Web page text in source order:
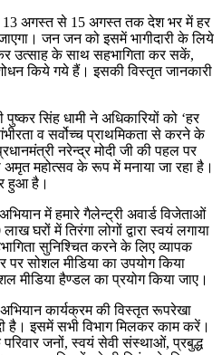
13 अगस्त से 15 अगस्त तक देश भर में हर
जन जन को इसमें भागीदारी के लिये
उत्साह के साथ सहभागिता कर सकें,
किये गये हैं। इसकी विस्तृत जानकारी
सिंह धामी ने अधिकारियों को ‘हर
व सर्वोच्च प्राथमिकता से करने के
नरेन्द्र मोदी जी की पहल पर
महोत्सव के रूप में मनाया जा रहा है।
हुआ है।
में हमारे गैलेन्ट्री अवार्ड विजेताओं
घरों में तिरंगा लोगों द्वारा स्वयं लगाया
सुनिश्चित करने के लिए व्यापक
पर सोशल मीडिया का उपयोग किया
मीडिया हैण्डल का प्रयोग किया जाए।
कार्यक्रम की विस्तृत रूपरेखा
है। इसमें सभी विभाग मिलकर काम करें।
जनों, स्वयं सेवी संस्थाओं, प्रबुद्ध